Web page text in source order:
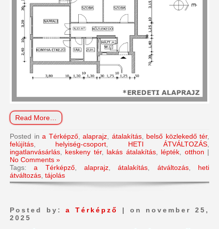
Read More…
Posted in a Térképző, alaprajz, átalakítás, belső közlekedő tér,
felújítás, helyiség-csoport, HETI ÁTVÁLTOZÁS,
ingatlanvásárlás, keskeny tér, lakás átalakítás, lépték, otthon |
No Comments »
Tags:a Térképző,alaprajz,átalakítás, átváltozás, heti
átváltozás, tájolás
Posted by:a Térképző
| on november 25,
2025